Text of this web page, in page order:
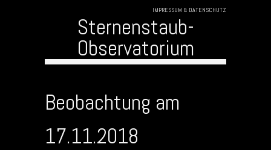
IMPRESSUM & DATENSCHUTZ
Sternenstaub-
Observatorium
Beobachtung am
17.11.2018